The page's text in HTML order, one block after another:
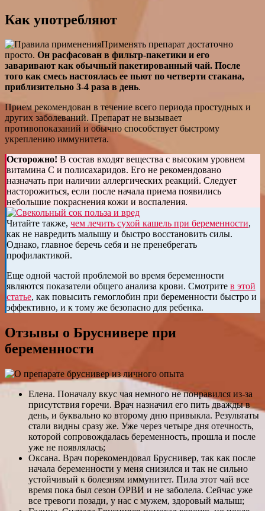
Как употребляют
Применять препарат достаточно
просто. Он расфасован в фильтр-пакетики и его
заваривают как обычный пакетированный чай. После
того как смесь настоялась ее пьют по четверти стакана,
приблизительно 3-4 раза в день.
Прием рекомендован в течение всего периода простудных и
других заболеваний. Препарат не вызывает
противопоказаний и обычно способствует быстрому
укреплению иммунитета.
Осторожно! В состав входят вещества с высоким уровнем
витамина С и полисахаридов. Его не рекомендовано
назначать при наличии аллергических реакций. Следует
насторожиться, если после начала приема появились
небольшие покраснения кожи и воспаления.
Читайте также, чем лечить сухой кашель при беременности,
как не навредить малышу и быстро восстановить силы.
Однако, главное беречь себя и не пренебрегать
профилактикой.
Еще одной частой проблемой во время беременности
являются показатели общего анализа крови. Смотрите в этой
статье, как повысить гемоглобин при беременности быстро и
эффективно, и к тому же безопасно для ребенка.
Отзывы о Бруснивере при
беременности
Елена. Поначалу вкус чая немного не понравился из-за
присутствия горечи. Врач назначил его пить дважды в
день, и буквально ко второму дню привыкла. Результаты
стали видны сразу же. Уже через четыре дня отечность,
которой сопровождалась беременность, прошла и после
уже не появлялась;
Оксана. Врач порекомендовал Бруснивер, так как после
начала беременности у меня снизился и так не сильно
устойчивый к болезням иммунитет. Пила этот чай все
время пока был сезон ОРВИ и не заболела. Сейчас уже
все тревоги позади, у нас с мужем, здоровый малыш;